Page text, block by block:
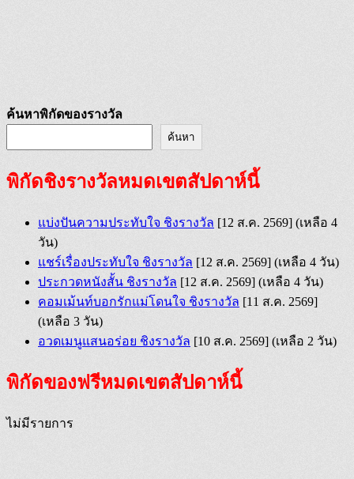
ค้นหาพิกัดของรางวัล
ค้นหา
พิกัดชิงรางวัลหมดเขตสัปดาห์นี้
แบ่งปันความประทับใจ ชิงรางวัล [12 ส.ค. 2569] (เหลือ 4
วัน)
แชร์เรื่องประทับใจ ชิงรางวัล [12 ส.ค. 2569] (เหลือ 4 วัน)
ประกวดหนังสั้น ชิงรางวัล [12 ส.ค. 2569] (เหลือ 4 วัน)
คอมเม้นท์บอกรักแม่โดนใจ ชิงรางวัล [11 ส.ค. 2569]
(เหลือ 3 วัน)
อวดเมนูแสนอร่อย ชิงรางวัล [10 ส.ค. 2569] (เหลือ 2 วัน)
พิกัดของฟรีหมดเขตสัปดาห์นี้
ไม่มีรายการ